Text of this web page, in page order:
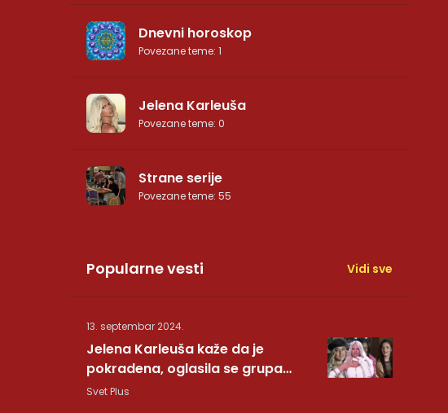
Dnevni horoskop
Povezane teme: 1
Jelena Karleuša
Povezane teme: 0
Strane serije
Povezane teme: 55
Popularne vesti Vidi sve
13. septembar 2024.
Jelena Karleuša kaže da je
pokradena, oglasila se grupa
Hurricane: Pesma RUNDE je naša!
Svet Plus